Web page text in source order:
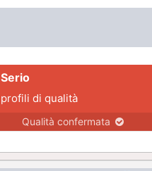
Serio
profili di qualità
Qualità confermata